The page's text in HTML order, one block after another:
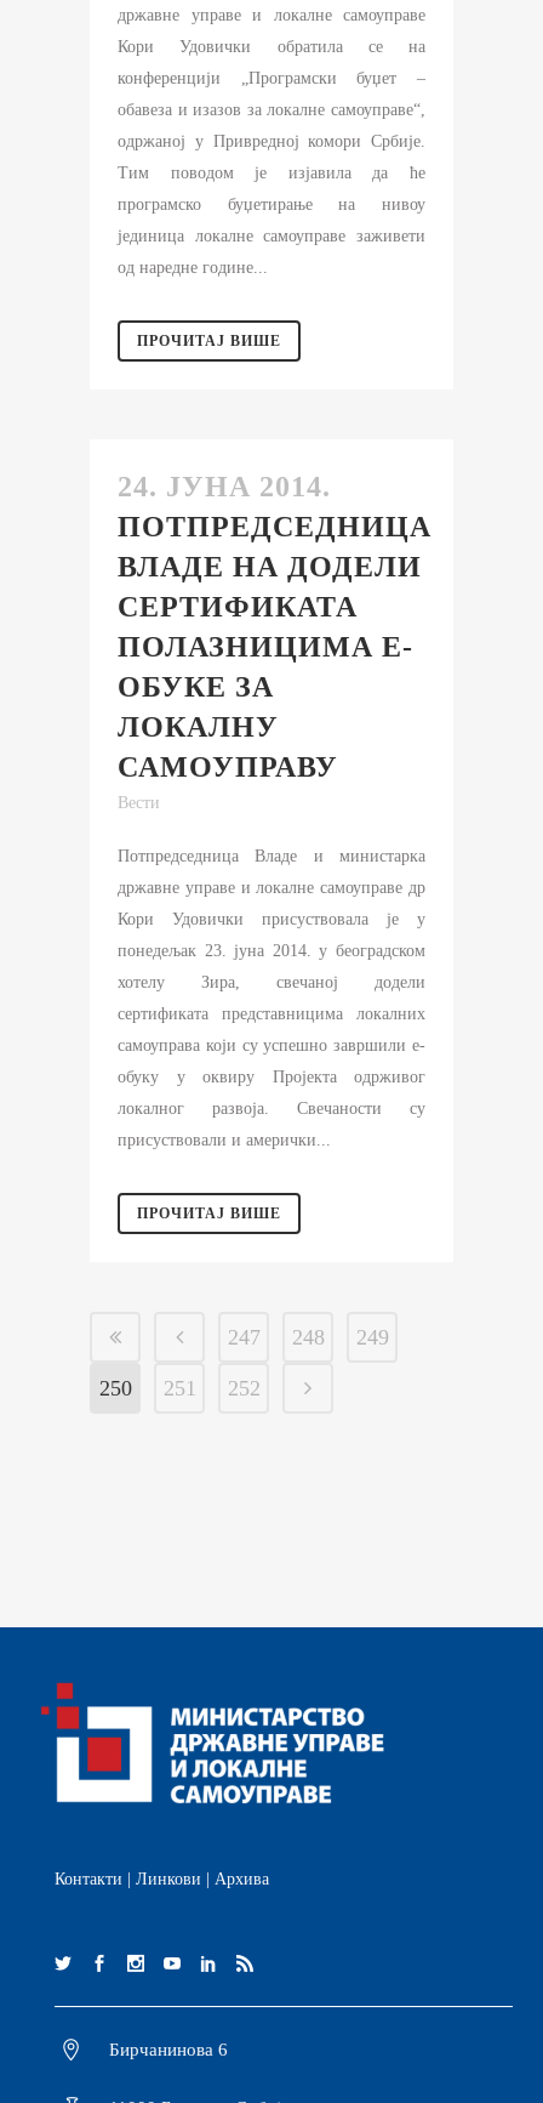
државне управе и локалне самоуправе
Кори Удовички обратила се на
конференцији „Програмски буџет –
обавеза и изазов за локалне самоуправе“,
одржаној у Привредној комори Србије.
Тим поводом је изјавила да ће
програмско буџетирање на нивоу
јединица локалне самоуправе заживети
од наредне године...
ПРОЧИТАЈ ВИШЕ
24. ЈУНА 2014.
ПОТПРЕДСЕДНИЦА
ВЛАДЕ НА ДОДЕЛИ
СЕРТИФИКАТА
ПОЛАЗНИЦИМА Е-
ОБУКЕ ЗА
ЛОКАЛНУ
САМОУПРАВУ
Вести
Потпредседница Владе и министарка
државне управе и локалне самоуправе др
Кори Удовички присуствовала је у
понедељак 23. јуна 2014. у београдском
хотелу Зира, свечаној додели
сертификата представницима локалних
самоуправа који су успешно завршили е-
обуку у оквиру Пројекта одрживог
локалног развоја. Свечаности су
присуствовали и амерички...
ПРОЧИТАЈ ВИШЕ
247 248 249
250 251 252
Контакти Линкови Архива
Бирчанинова 6